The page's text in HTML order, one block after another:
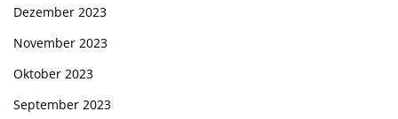
Dezember 2023
November 2023
Oktober 2023
September 2023